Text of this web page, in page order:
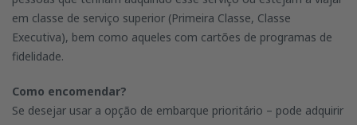
em classe de serviço superior (Primeira Classe, Classe
Executiva), bem como aqueles com cartões de programas de
fidelidade.
Como encomendar?
Se desejar usar a opção de embarque prioritário – pode adquirir